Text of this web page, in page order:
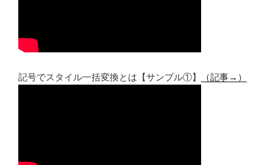
記号でスタイル一括変換とは【サンプル①】 （記事→）